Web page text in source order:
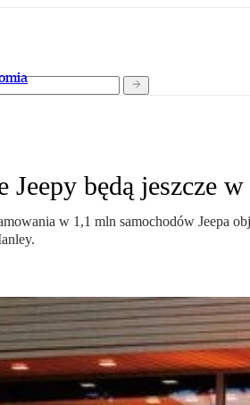
Jeepy będą jeszcze
w 1,1 mln samochodów Jeepa